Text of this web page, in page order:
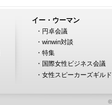
イー・ウーマン
・ 円卓会議
・ winwin対談
・ 特集
・ 国際女性ビジネス会議
・ 女性スピーカーズギルド